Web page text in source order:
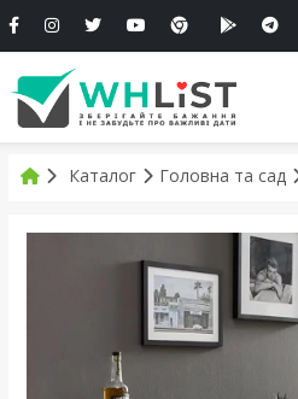
Каталог Головна та сад